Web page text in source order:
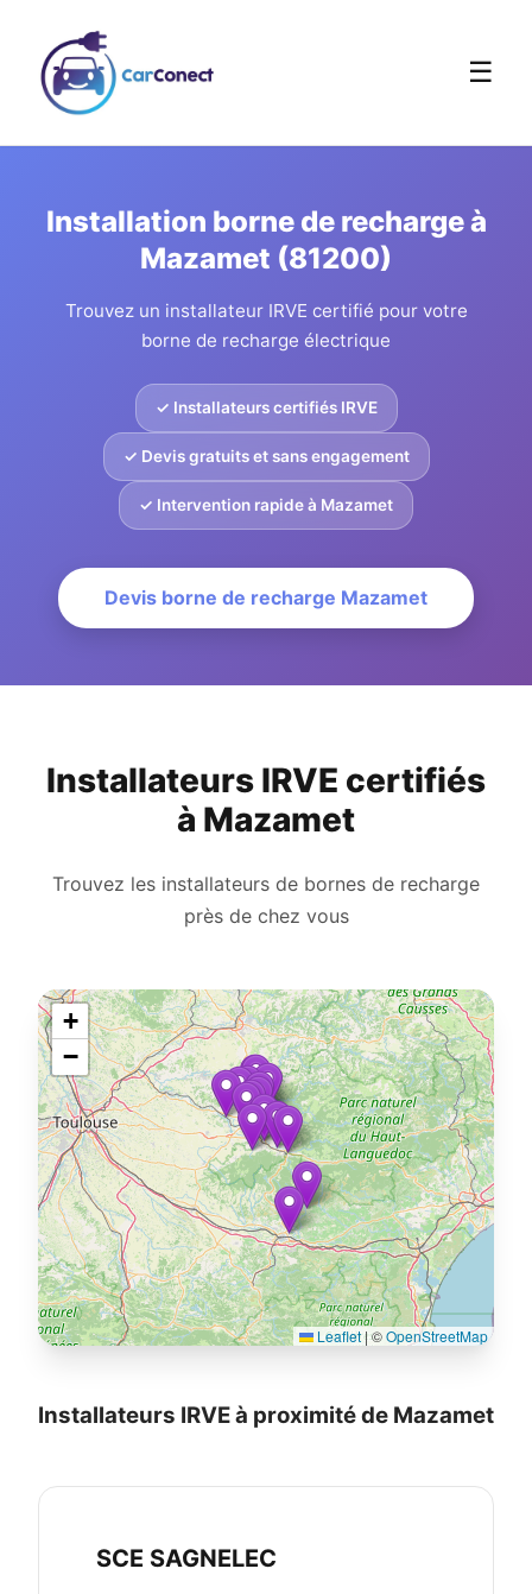
☰
Installation borne de recharge à
Mazamet (81200)
Trouvez un installateur IRVE certifié pour votre
borne de recharge électrique
✓ Installateurs certifiés IRVE
✓ Devis gratuits et sans engagement
✓ Intervention rapide à Mazamet
Devis borne de recharge Mazamet
Installateurs IRVE certifiés
à Mazamet
Trouvez les installateurs de bornes de recharge
près de chez vous
+
−
Leaflet|©OpenStreetMap
Installateurs IRVE à proximité de Mazamet
SCE SAGNELEC